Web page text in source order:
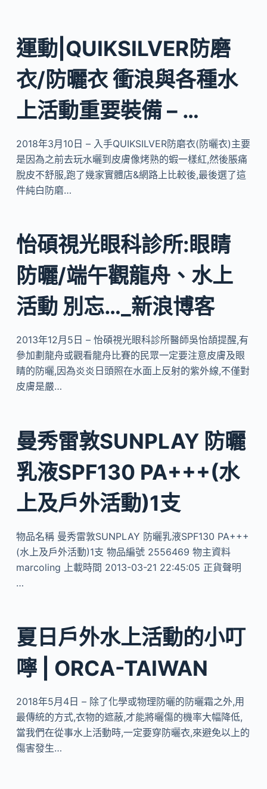
運動|QUIKSILVER防磨
衣/防曬衣 衝浪與各種水
上活動重要裝備 – …
2018年3月10日 – 入手QUIKSILVER防磨衣(防曬衣)主要
是因為之前去玩水曬到皮膚像烤熟的蝦一樣紅,然後脹痛
脫皮不舒服,跑了幾家實體店&網路上比較後,最後選了這
件純白防磨…
怡碩視光眼科診所:眼睛
防曬/端午觀龍舟、水上
活動 別忘…_新浪博客
2013年12月5日 – 怡碩視光眼科診所醫師吳怡頡提醒,有
參加劃龍舟或觀看龍舟比賽的民眾一定要注意皮膚及眼
睛的防曬,因為炎炎日頭照在水面上反射的紫外線,不僅對
皮膚是嚴…
曼秀雷敦SUNPLAY 防曬
乳液SPF130 PA+++(水
上及戶外活動)1支
物品名稱 曼秀雷敦SUNPLAY 防曬乳液SPF130 PA+++
(水上及戶外活動)1支 物品編號 2556469 物主資料
marcoling 上載時間 2013-03-21 22:45:05 正貨聲明
…
夏日戶外水上活動的小叮
嚀 | ORCA-TAIWAN
2018年5月4日 – 除了化學或物理防曬的防曬霜之外,用
最傳統的方式,衣物的遮蔽,才能將曬傷的機率大幅降低,
當我們在從事水上活動時,一定要穿防曬衣,來避免以上的
傷害發生…